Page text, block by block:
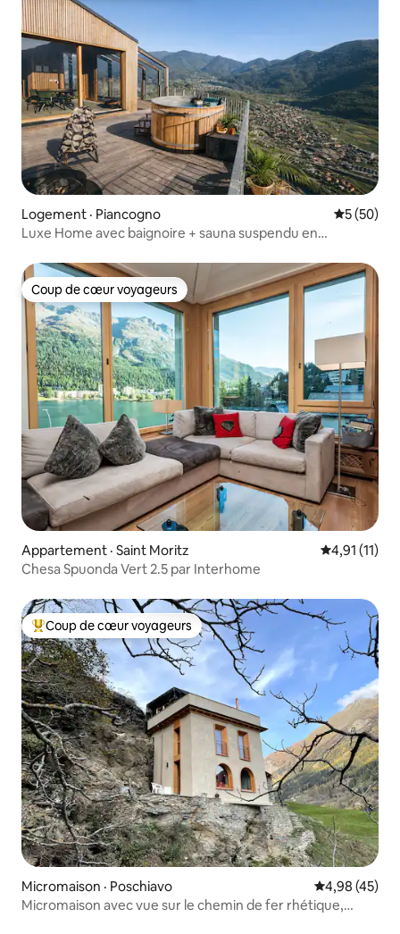
Logement · Piancogno Note
5 (50)
Luxe Home avec baignoire + sauna suspendu en
Coup de cœur voyageurs
Coup de cœur voyageurs
Appartement · Saint Moritz Note
4,91 (11)
Chesa Spuonda Vert 2.5 par Interhome
Coup de cœur voyageurs parmi les plus aimés
Coup de cœur voyageurs
Micromaison · Poschiavo Note
4,98 (45)
Micromaison avec vue sur le chemin de fer rhétique,